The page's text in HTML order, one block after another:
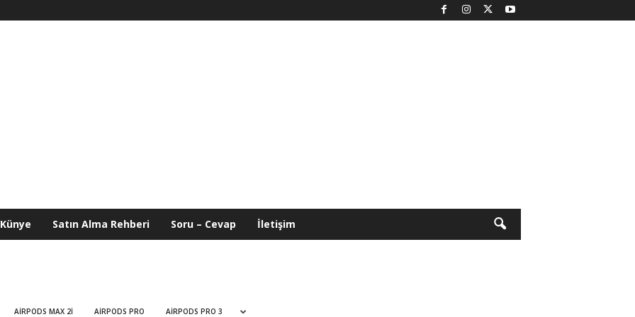
Künye Satın Alma Rehberi Soru – Cevap İletişim
AIRPODS MAX 2I AIRPODS PRO AIRPODS PRO 3